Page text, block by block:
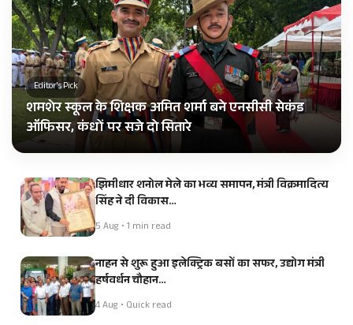
Editor's Pick
शमशेर स्कूल के शिक्षक अमित शर्मा बने एनसीसी सेकंड
ऑफिसर, कंधों पर सजे दो सितारे
झिमीधार शनोल मेले का भव्य समापन, मंत्री विक्रमादित्य
सिंह ने दी विकास…
5 Aug • 1 min read
नाहन से शुरू हुआ इलेक्ट्रिक बसों का सफर, उद्योग मंत्री
हर्षवर्धन चौहान…
4 Aug • Quick read